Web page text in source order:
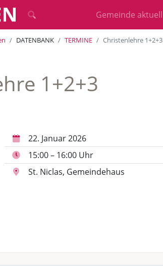
Gemeinde aktuell
DATENBANK TERMINE Christenlehre 1+2+3
1+2+3
22. Januar 2026
15:00 – 16:00 Uhr
St. Niclas, Gemeindehaus